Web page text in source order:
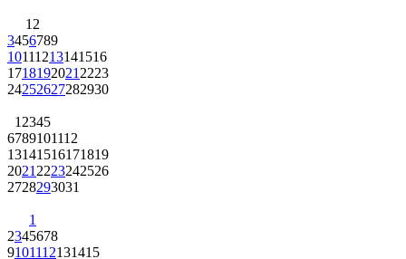
1 2
3456789
10111213141516
1718192021 2223
24252627282930
1 2345
6789101112
13141516171819
2021 2223242526
2728293031
1
2345678
9101112131415